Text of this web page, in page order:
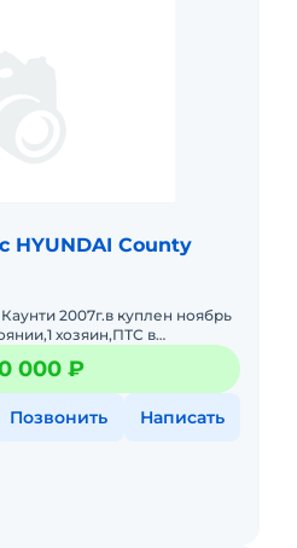
HYUNDAI County
2007г.в куплен ноябрь
хозяин,ПТС в
все,вложений не требует
000 ₽
Позвонить Написать